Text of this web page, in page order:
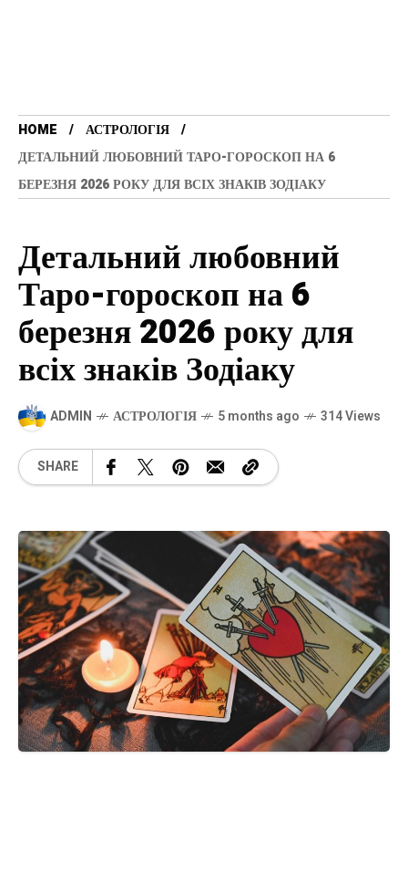
HOME
АСТРОЛОГІЯ
ДЕТАЛЬНИЙ ЛЮБОВНИЙ ТАРО-ГОРОСКОП НА 6
БЕРЕЗНЯ 2026 РОКУ ДЛЯ ВСІХ ЗНАКІВ ЗОДІАКУ
Детальний любовний
Таро-гороскоп на 6
березня 2026 року для
всіх знаків Зодіаку
ADMIN АСТРОЛОГІЯ 5 months ago 314 Views
SHARE